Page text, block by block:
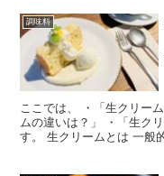
調味料
ここでは、 ・「生クリー
ムの違いは？」 ・「生ク
す。 生クリームとは 一般